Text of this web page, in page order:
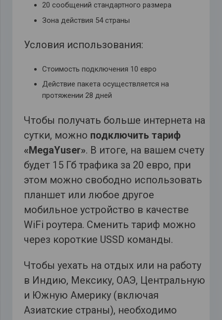
20 сообщений стандартного размера
Зона действия 54 страны
Условия использования:
Стоимость подключения 10 евро
Действие пакета осуществляется на
протяжении 28 дней
Чтобы получать больше интернета на
сутки, можно подключить тариф
«MegaYuser». В итоге, на вашем счету
будет 15 Гб трафика за 20 евро, при
этом можно свободно использовать
планшет или любое другое
мобильное устройство в качестве
WiFi роутера. Сменить тариф можно
через короткие USSD команды.
Чтобы уехать на отдых или на работу
в Индию, Мексику, ОАЭ, Центральную
и Южную Америку (включая
Азиатские страны), необходимо